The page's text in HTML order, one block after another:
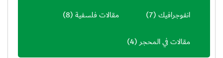
انفوجرافيك(7) مقالات فلسفية(8)
مقالات في المحجر(4)